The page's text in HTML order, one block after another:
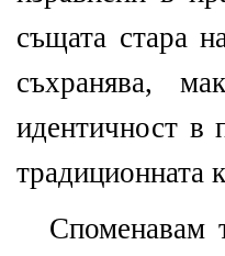
същата стара
съхранява,
идентичност в
традиционната
Споменавам